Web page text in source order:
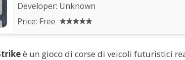
Developer: Unknown
Price: Free
è un gioco di corse di veicoli futuristici